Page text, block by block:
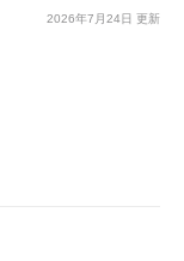
2026年7月24日 更新